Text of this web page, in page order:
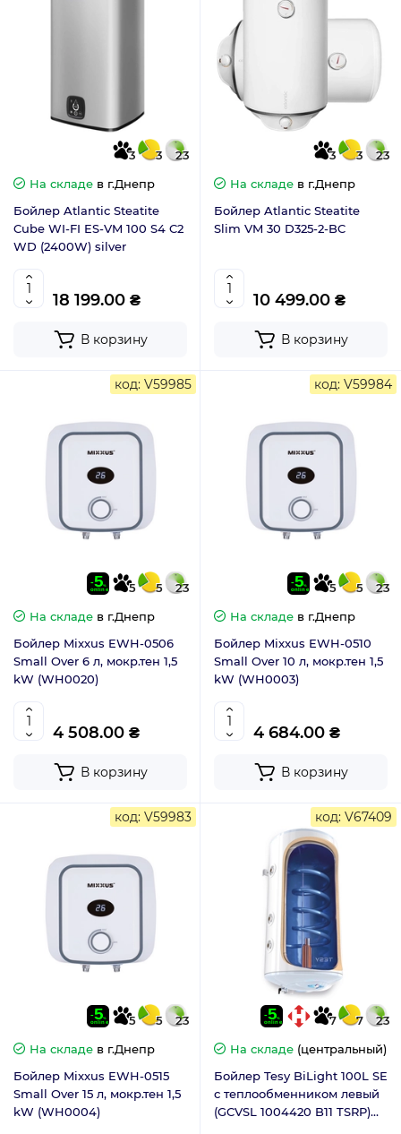
3 3
23
На складе в г.Днепр
Бойлер Atlantic Steatite
Cube WI-FI ES-VM 100 S4 C2
WD (2400W) silver
18 199.00 ₴
В корзину
3 3 23
На складе в г.Днепр
Бойлер Atlantic Steatite
Slim VM 30 D325-2-BC
10 499.00 ₴
В корзину
код: V59985
5 5
23
На складе в г.Днепр
Бойлер Mixxus EWH-0506
Small Over 6 л, мокр.тен 1,5
kW (WH0020)
4 508.00 ₴
В корзину
код: V59984
5 5
23
На складе в г.Днепр
Бойлер Mixxus EWH-0510
Small Over 10 л, мокр.тен 1,5
kW (WH0003)
4 684.00 ₴
В корзину
код: V59983
5 5
23
На складе в г.Днепр
Бойлер Mixxus EWH-0515
Small Over 15 л, мокр.тен 1,5
kW (WH0004)
код: V67409
7 7
23
На складе (центральный)
Бойлер Tesy BiLight 100L SE
с теплообменником левый
(GCVSL 1004420 B11 TSRP)